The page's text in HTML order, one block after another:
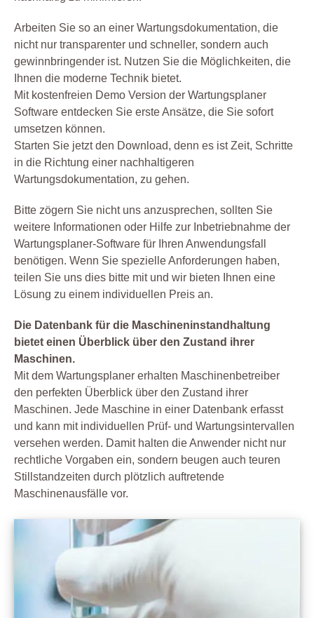
Arbeiten Sie so an einer Wartungsdokumentation, die
nicht nur transparenter und schneller, sondern auch
gewinnbringender ist. Nutzen Sie die Möglichkeiten, die
Ihnen die moderne Technik bietet.
Mit kostenfreien Demo Version der Wartungsplaner
Software entdecken Sie erste Ansätze, die Sie sofort
umsetzen können.
Starten Sie jetzt den Download, denn es ist Zeit, Schritte
in die Richtung einer nachhaltigeren
Wartungsdokumentation, zu gehen.
Bitte zögern Sie nicht uns anzusprechen, sollten Sie
weitere Informationen oder Hilfe zur Inbetriebnahme der
Wartungsplaner-Software für Ihren Anwendungsfall
benötigen. Wenn Sie spezielle Anforderungen haben,
teilen Sie uns dies bitte mit und wir bieten Ihnen eine
Lösung zu einem individuellen Preis an.
Die Datenbank für die Maschineninstandhaltung
bietet einen Überblick über den Zustand ihrer
Maschinen.
Mit dem Wartungsplaner erhalten Maschinenbetreiber
den perfekten Überblick über den Zustand ihrer
Maschinen. Jede Maschine in einer Datenbank erfasst
und kann mit individuellen Prüf- und Wartungsintervallen
versehen werden. Damit halten die Anwender nicht nur
rechtliche Vorgaben ein, sondern beugen auch teuren
Stillstandzeiten durch plötzlich auftretende
Maschinenausfälle vor.